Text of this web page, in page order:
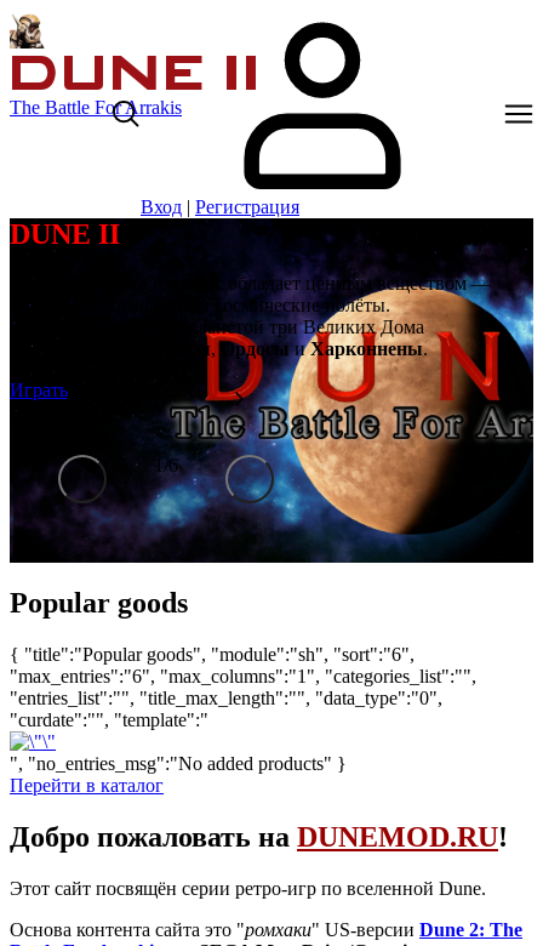
The Battle For Arrakis
Вход | Регистрация
DUNE II
Далёкая планета Арракис обладает ценным веществом —
спайсом, сокращающим космические полёты.
Борются за владение планетой три Великих Дома
Ландсраада:
Атрейдесы, ОрдосыиХарконнены.
Играть
1/6
Popular goods
{ "title":"Popular goods", "module":"sh", "sort":"6",
"max_entries":"6", "max_columns":"1", "categories_list":"",
"entries_list":"", "title_max_length":"", "data_type":"0",
"curdate":"", "template":"
", "no_entries_msg":"No added products" }
Перейти в каталог
Добро пожаловать на DUNEMOD.RU!
Этот сайт посвящён серии ретро-игр по вселенной Dune.
Основа контента сайта это "ромхаки" US-версии Dune 2: The